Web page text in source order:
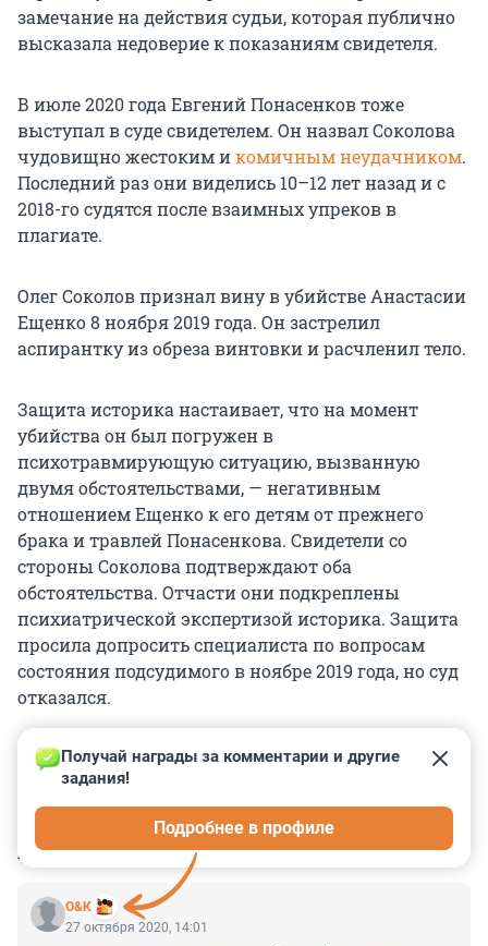
замечание на действия судьи, которая публично
высказала недоверие к показаниям свидетеля.
В июле 2020 года Евгений Понасенков тоже
выступал в суде свидетелем. Он назвал Соколова
чудовищно жестоким икомичным неудачником.
Последний раз они виделись 10–12 лет назад и с
2018-го судятся после взаимных упреков в
плагиате.
Олег Соколов признал вину в убийстве Анастасии
Ещенко 8 ноября 2019 года. Он застрелил
аспирантку из обреза винтовки и расчленил тело.
Защита историка настаивает, что на момент
убийства он был погружен в
психотравмирующую ситуацию, вызванную
двумя обстоятельствами, — негативным
отношением Ещенко к его детям от прежнего
брака и травлей Понасенкова. Свидетели со
стороны Соколова подтверждают оба
обстоятельства. Отчасти они подкреплены
психиатрической экспертизой историка. Защита
просила допросить специалиста по вопросам
состояния подсудимого в ноябре 2019 года, но суд
отказался.
КОММЕНТАРИИ 33
О&К
Получай награды за комментарии и другие
задания!
Подробнее в профиле
27 октября 2020, 14:01